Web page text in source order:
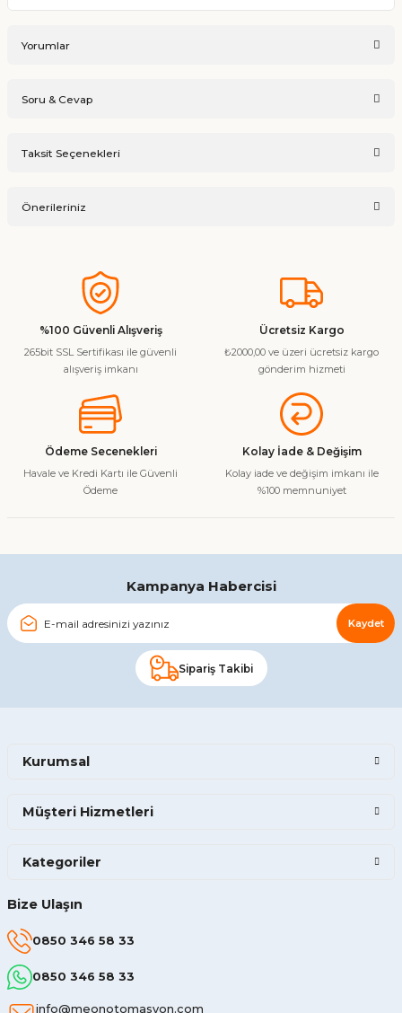
Yorumlar
Soru & Cevap
Taksit Seçenekleri
Önerileriniz
konularda yetersiz gördüğünüz noktaları öneri formunu
kullanarak tarafımıza iletebilirsiniz.
Görüş ve önerileriniz için teşekkür ederiz.
Ürün resmi kalitesiz, bozuk veya görüntülenemiyor.
Ürün bilgilerinde hatalar bulunuyor.
Ürün fiyatı diğer sitelerden daha pahalı.
Gönder
%100 Güvenli Alışveriş
265bit SSL Sertifikası ile güvenli
alışveriş imkanı
Ücretsiz Kargo
₺2000,00 ve üzeri ücretsiz kargo
gönderim hizmeti
Ödeme Secenekleri
Havale ve Kredi Kartı ile Güvenli
Ödeme
Kolay İade & Değişim
Kolay iade ve değişim imkanı ile
%100 memnuniyet
Kampanya Habercisi
Kaydet
Sipariş Takibi
Bize Ulaşın
0850 346 58 33
0850 346 58 33
info@meonotomasyon.com
Kurumsal
Müşteri Hizmetleri
Kategoriler